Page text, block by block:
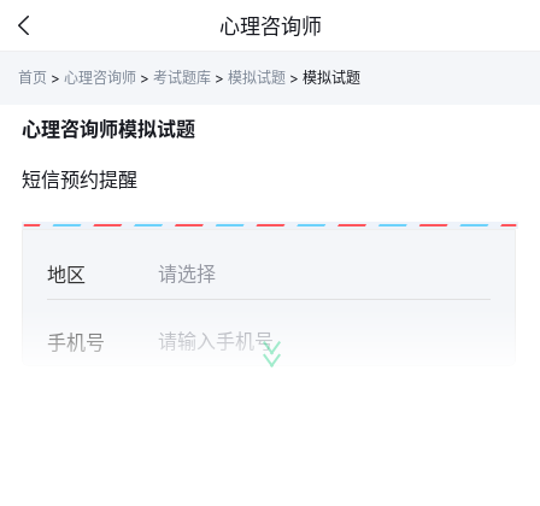
心理咨询师
首页 > 心理咨询师 > 考试题库 > 模拟试题 > 模拟试题
心理咨询师模拟试题
短信预约提醒
地区
手机号